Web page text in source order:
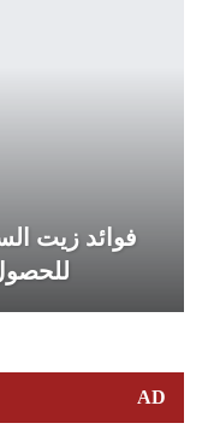
فوائد زيت
AD